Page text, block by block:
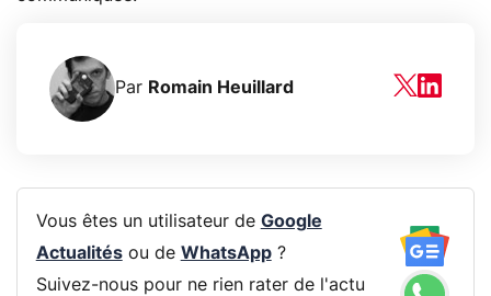
Par Romain Heuillard
Vous êtes un utilisateur de Google
Actualitésou de WhatsApp?
Suivez-nous pour ne rien rater de l'actu